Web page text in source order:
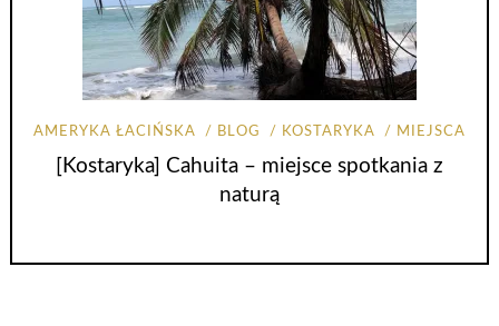
AMERYKA ŁACIŃSKA BLOG KOSTARYKA MIEJSCA
[Kostaryka] Cahuita – miejsce spotkania z
naturą